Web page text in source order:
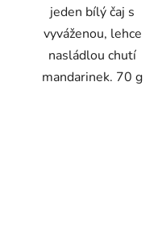
jeden bílý čaj s
vyváženou, lehce
nasládlou chutí
mandarinek. 70 g